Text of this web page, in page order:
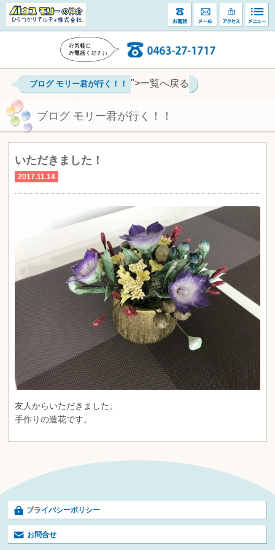
ブログ モリー君が行く！！ ">一覧へ戻る
ブログ モリー君が行く！！
いただきました！
2017.11.14
友人からいただきました。
手作りの造花です。
プライバシーポリシー
お問合せ